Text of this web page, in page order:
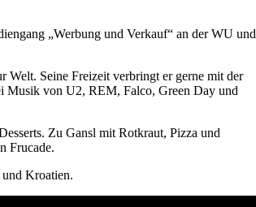
„Werbung und Verkauf“ an der WU und
Welt. Seine Freizeit verbringt er gerne mit der
Musik von U2, REM, Falco, Green Day und
Zu Gansl mit Rotkraut, Pizza und
Frucade.
Kroatien.